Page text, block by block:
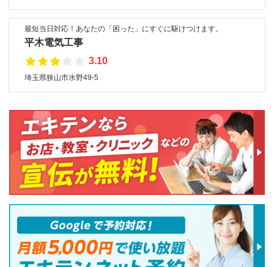
最短当日対応！あなたの「困った」にすぐに駆けつけます。
平木電気工事
3.10
埼玉県狭山市水野49-5